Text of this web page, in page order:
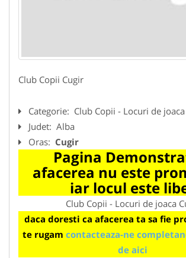
Club Copii Cugir
Categorie: Club Copii - Locuri de joaca
Judet: Alba
Oras: Cugir
Pagina
afacerea nu este
iar locul este
Club Copii - Locuri de joaca
daca doresti ca afacerea ta sa fie
te rugam contacteaza-ne
de aici